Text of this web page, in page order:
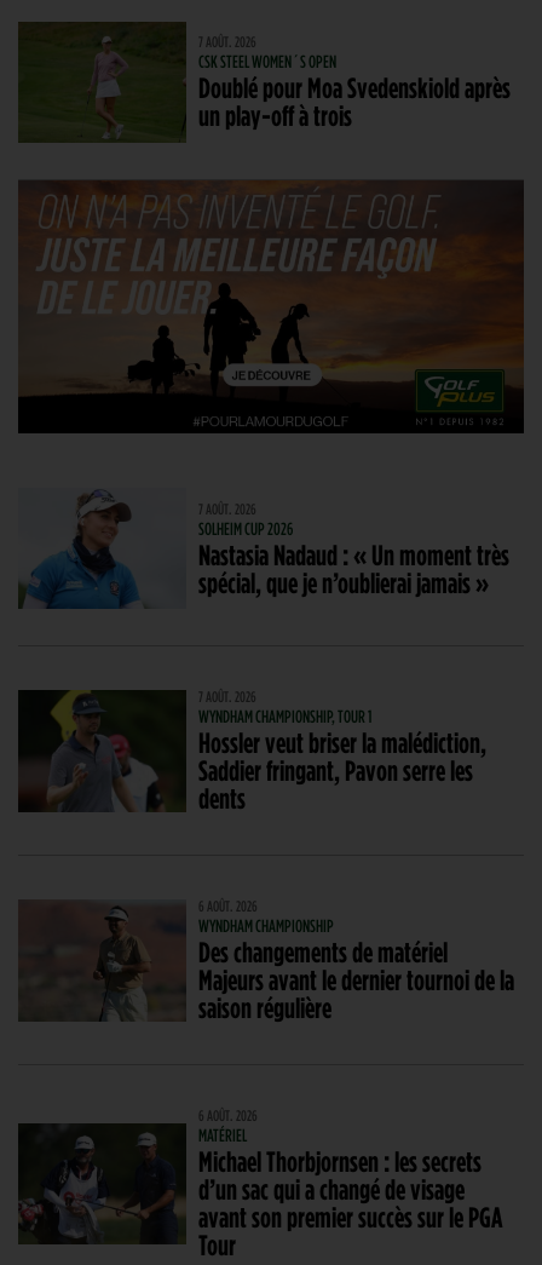
7 AOÛT. 2026
CSK STEEL WOMEN´S OPEN
Doublé pour Moa Svedenskiold après
un play-off à trois
7 AOÛT. 2026
SOLHEIM CUP 2026
Nastasia Nadaud : « Un moment très
spécial, que je n’oublierai jamais »
7 AOÛT. 2026
WYNDHAM CHAMPIONSHIP, TOUR 1
Hossler veut briser la malédiction,
Saddier fringant, Pavon serre les
dents
6 AOÛT. 2026
WYNDHAM CHAMPIONSHIP
Des changements de matériel
Majeurs avant le dernier tournoi de la
saison régulière
6 AOÛT. 2026
MATÉRIEL
Michael Thorbjornsen : les secrets
d’un sac qui a changé de visage
avant son premier succès sur le PGA
Tour